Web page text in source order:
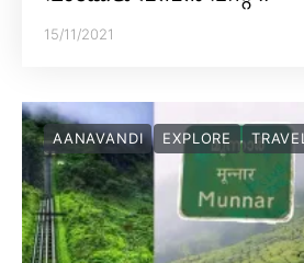
15/11/2021
AANAVANDI EXPLORE TRAVEL